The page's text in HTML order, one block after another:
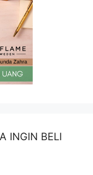
INGIN BELI